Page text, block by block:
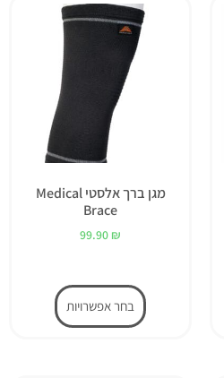
מגן ברך אלסטי Medical
Brace
99.90 ₪
בחר אפשרויות